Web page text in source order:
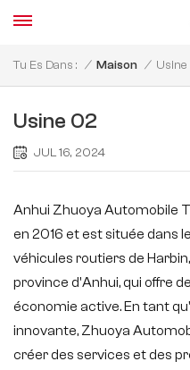
Tu Es Dans : / Maison / Usine
Usine 02
JUL 16, 2024
Anhui Zhuoya Automobile
en 2016 et est située dans
véhicules routiers de
province d'Anhui, qui offre
économie active. En tant
innovante, Zhuoya
créer des services et des